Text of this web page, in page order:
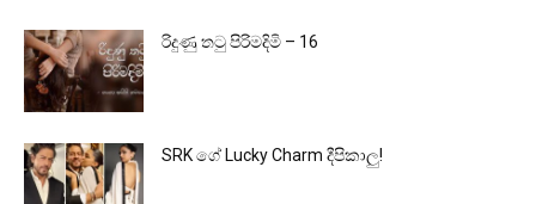
රිදුණු තටු පිරිමදිමි – 16
SRK ගේ Lucky Charm දීපිකාලු!